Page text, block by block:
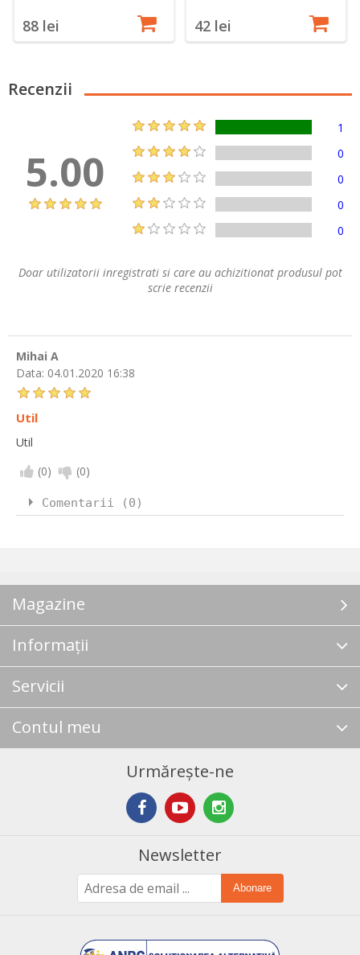
88 lei 42 lei
Recenzii
5.00
1
0
0
0
0
Doar utilizatorii inregistrati si care au achizitionat produsul pot
scrie recenzii
Mihai A
Data: 04.01.2020 16:38
Util
Util
(0) (0)
Comentarii (0)
Magazine
Informații
Servicii
Contul meu
Urmărește-ne
Newsletter
Abonare